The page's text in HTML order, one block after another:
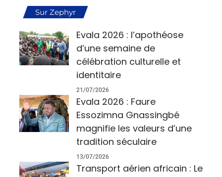
Sur Zephyr
Evala 2026 : l’apothéose
d’une semaine de
célébration culturelle et
identitaire
21/07/2026
Evala 2026 : Faure
Essozimna Gnassingbé
magnifie les valeurs d’une
tradition séculaire
13/07/2026
Transport aérien africain : Le